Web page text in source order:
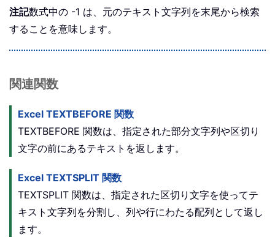
注記数式中の -1 は、元のテキスト文字列を末尾から検索
することを意味します。
関連関数
Excel TEXTBEFORE 関数
TEXTBEFORE 関数は、指定された部分文字列や区切り
文字の前にあるテキストを返します。
Excel TEXTSPLIT 関数
TEXTSPLIT 関数は、指定された区切り文字を使ってテ
キスト文字列を分割し、列や行にわたる配列として返し
ます。